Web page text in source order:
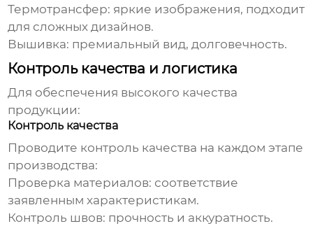
Термотрансфер: яркие изображения, подходит
для сложных дизайнов.
Вышивка: премиальный вид, долговечность.
Контроль качества и логистика
Для обеспечения высокого качества
продукции:
Контроль качества
Проводите контроль качества на каждом этапе
производства:
Проверка материалов: соответствие
заявленным характеристикам.
Контроль швов: прочность и аккуратность.